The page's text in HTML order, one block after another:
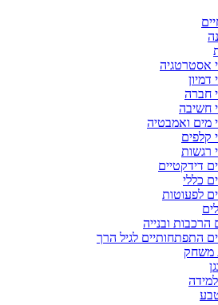
אסטרטגיה
חברה
חשיבה
מים ואמבטיה
קלפים
רגשות
דידקטיים
כללי
לפעוטות
הרכבות ובנייה
התפתחותיים לגיל הרך
משחק